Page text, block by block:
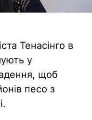
Тенасінго в
у
щоб
песо з